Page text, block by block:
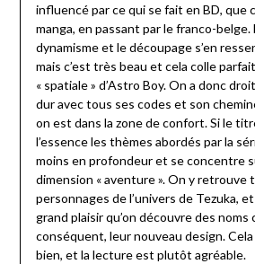
influencé par ce qui se fait en BD, que
manga, en passant par le franco-belge.
dynamisme et le découpage s’en
mais c’est très beau et cela colle
« spatiale » d’Astro Boy. On a donc
dur avec tous ses codes et son
on est dans la zone de confort. Si le
l’essence les thèmes abordés par la
moins en profondeur et se concentre
dimension « aventure ». On y retrouve
personnages de l’univers de Tezuka,
grand plaisir qu’on découvre des noms
conséquent, leur nouveau design.
bien, et la lecture est plutôt agréable.